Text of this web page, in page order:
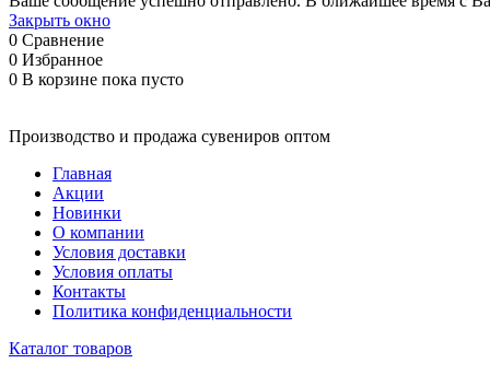
Закрыть окно
0 Сравнение
0 Избранное
0 В корзине пока пусто
Производство и продажа сувениров оптом
Главная
Акции
Новинки
О компании
Условия доставки
Условия оплаты
Контакты
Политика конфиденциальности
Каталог товаров